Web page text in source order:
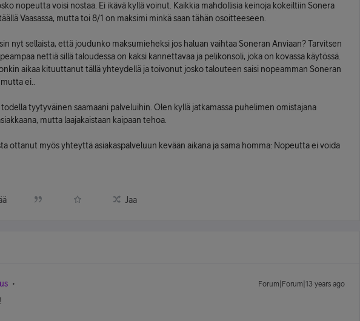
nopeutta voisi nostaa. Ei ikävä kyllä voinut. Kaikkia mahdollisia keinoja kokeiltiin Sonera
Vaasassa, mutta toi 8/1 on maksimi minkä saan tähän osoitteeseen.
nyt sellaista, että joudunko maksumieheksi jos haluan vaihtaa Soneran Anviaan? Tarvitsen
nettiä sillä taloudessa on kaksi kannettavaa ja pelikonsoli, joka on kovassa käytössä.
aikaa kituuttanut tällä yhteydellä ja toivonut josko talouteen saisi nopeamman Soneran
ei..
tyytyväinen saamaani palveluihin. Olen kyllä jatkamassa puhelimen omistajana
mutta laajakaistaan kaipaan tehoa.
ottanut myös yhteyttä asiakaspalveluun kevään aikana ja sama homma: Nopeutta ei voida
Jaa
Forum|Forum|13 years ago
!